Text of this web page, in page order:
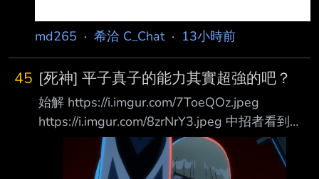
md265 · 希洽 C_Chat· 13小時前
45 [死神] 平子真子的能力其實超強的吧？
始解 https://i.imgur.com/7ToeQOz.jpeg
https://i.imgur.com/8zrNrY3.jpeg 中招者看到的
上下左右前後全部顛倒 卍解 除自己以外不分敵
我將範圍內所有人 對「敵人」與「同伴」的認